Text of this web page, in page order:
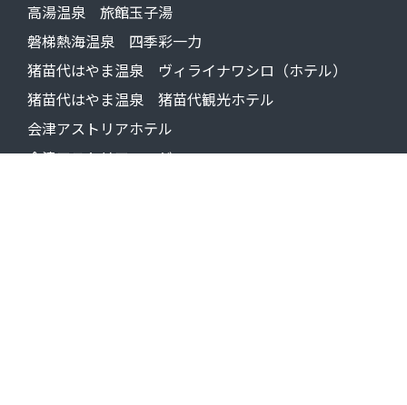
高湯温泉 旅館玉子湯
磐梯熱海温泉 四季彩一力
猪苗代はやま温泉 ヴィライナワシロ（ホテル）
猪苗代はやま温泉 猪苗代観光ホテル
会津アストリアホテル
会津アストリアロッジ